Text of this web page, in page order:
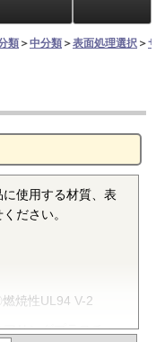
類 ＞中分類 ＞表面処理選択 ＞
使用する材質、表
ださい。
焼性UL94 V-2
リングプラスチッ